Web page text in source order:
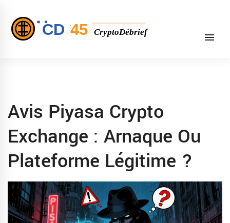
Avis Piyasa Crypto
Exchange : Arnaque Ou
Plateforme Légitime ?